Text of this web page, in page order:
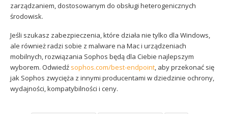
zarządzaniem, dostosowanym do obsługi heterogenicznych
środowisk.
Jeśli szukasz zabezpieczenia, które działa nie tylko dla Windows,
ale również radzi sobie z malware na Mac i urządzeniach
mobilnych, rozwiązania Sophos będą dla Ciebie najlepszym
wyborem. Odwiedź sophos.com/best-endpoint, aby przekonać się
jak Sophos zwycięża z innymi producentami w dziedzinie ochrony,
wydajności, kompatybilności i ceny.